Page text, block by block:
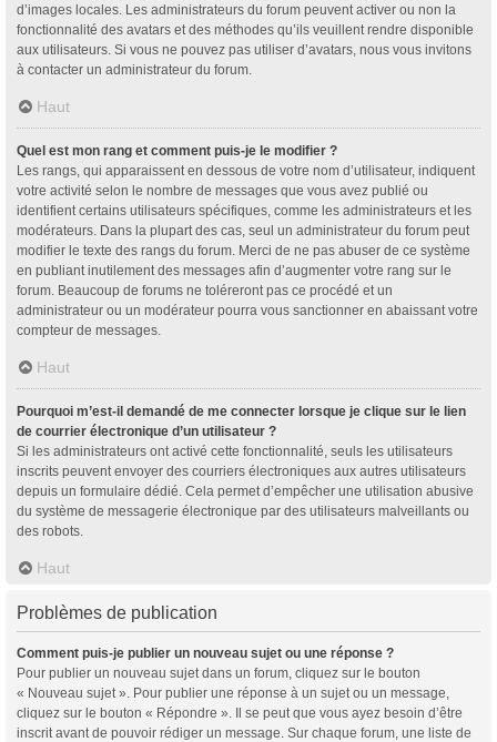
d’images locales. Les administrateurs du forum peuvent activer ou non la
fonctionnalité des avatars et des méthodes qu’ils veuillent rendre disponible
aux utilisateurs. Si vous ne pouvez pas utiliser d’avatars, nous vous invitons
à contacter un administrateur du forum.
Haut
Quel est mon rang et comment puis-je le modifier ?
Les rangs, qui apparaissent en dessous de votre nom d’utilisateur, indiquent
votre activité selon le nombre de messages que vous avez publié ou
identifient certains utilisateurs spécifiques, comme les administrateurs et les
modérateurs. Dans la plupart des cas, seul un administrateur du forum peut
modifier le texte des rangs du forum. Merci de ne pas abuser de ce système
en publiant inutilement des messages afin d’augmenter votre rang sur le
forum. Beaucoup de forums ne toléreront pas ce procédé et un
administrateur ou un modérateur pourra vous sanctionner en abaissant votre
compteur de messages.
Haut
Pourquoi m’est-il demandé de me connecter lorsque je clique sur le lien
de courrier électronique d’un utilisateur ?
Si les administrateurs ont activé cette fonctionnalité, seuls les utilisateurs
inscrits peuvent envoyer des courriers électroniques aux autres utilisateurs
depuis un formulaire dédié. Cela permet d’empêcher une utilisation abusive
du système de messagerie électronique par des utilisateurs malveillants ou
des robots.
Haut
Problèmes de publication
Comment puis-je publier un nouveau sujet ou une réponse ?
Pour publier un nouveau sujet dans un forum, cliquez sur le bouton
« Nouveau sujet ». Pour publier une réponse à un sujet ou un message,
cliquez sur le bouton « Répondre ». Il se peut que vous ayez besoin d’être
inscrit avant de pouvoir rédiger un message. Sur chaque forum, une liste de